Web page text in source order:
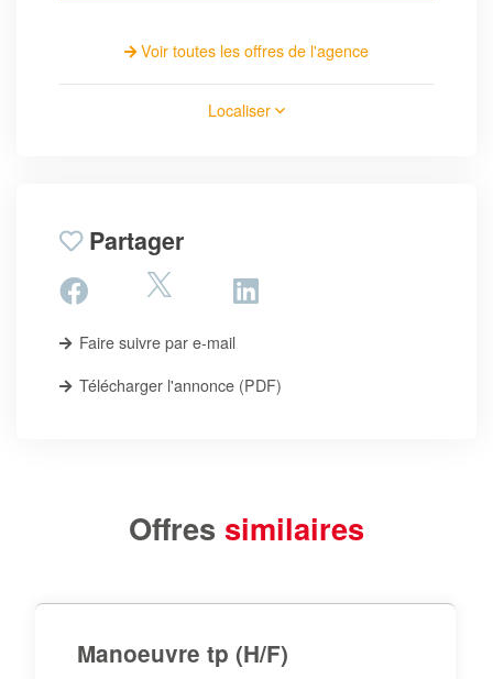
Voir toutes les offres de l'agence
Localiser
Partager
Faire suivre par e-mail
Télécharger l'annonce (PDF)
Offres similaires
Manoeuvre tp (H/F)